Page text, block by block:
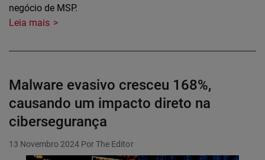
negócio de MSP.
Leia mais
Malware evasivo cresceu 168%,
causando um impacto direto na
cibersegurança
13 Novembro 2024 Por The Editor